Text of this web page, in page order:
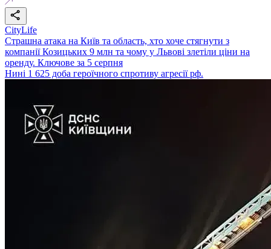
CityLife
Страшна атака на Київ та область, хто хоче стягнути з
компанії Козицьких 9 млн та чому у Львові злетіли ціни на
оренду. Ключове за 5 серпня
Нині 1 625 доба героїчного спротиву агресії рф.